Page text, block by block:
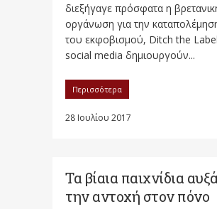
διεξήγαγε πρόσφατα η
οργάνωση για την
του εκφοβισμού, Ditch the
social media δημιουργούν...
Περισσότερα
28 Ιουλίου 2017
Τα βίαια παιχνίδια
την αντοχή στον πόνο